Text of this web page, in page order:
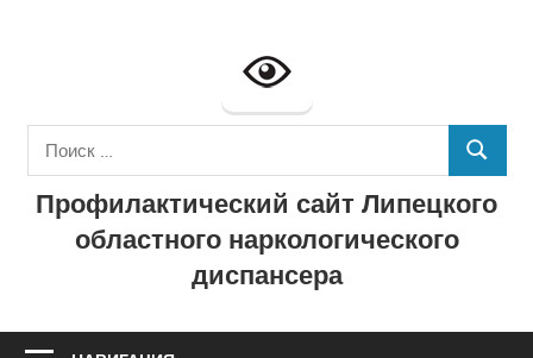
сайт
ГУЗ
"Липецкий
областной
ПОИСК
Профилактический сайт Липецкого
областного наркологического
диспансера